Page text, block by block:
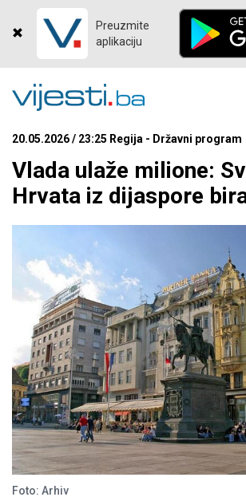
Preuzmite
aplikaciju
20.05.2026 / 23:25 Regija - Državni program
Vlada ulaže milione:
Hrvata iz dijaspore
Foto: Arhiv